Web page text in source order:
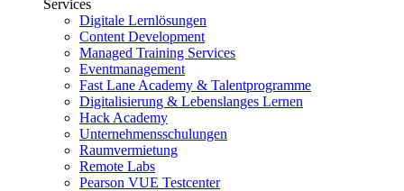
Services
Digitale Lernlösungen
Content Development
Managed Training Services
Eventmanagement
Fast Lane Academy & Talentprogramme
Digitalisierung & Lebenslanges Lernen
Hack Academy
Unternehmensschulungen
Raumvermietung
Remote Labs
Pearson VUE Testcenter